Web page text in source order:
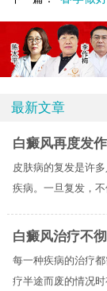
最新文章
白癜风再度发
皮肤病的复发是许
疾病。一旦复发，
白癜风治疗不
每一种疾病的治疗
疗半途而废的情况